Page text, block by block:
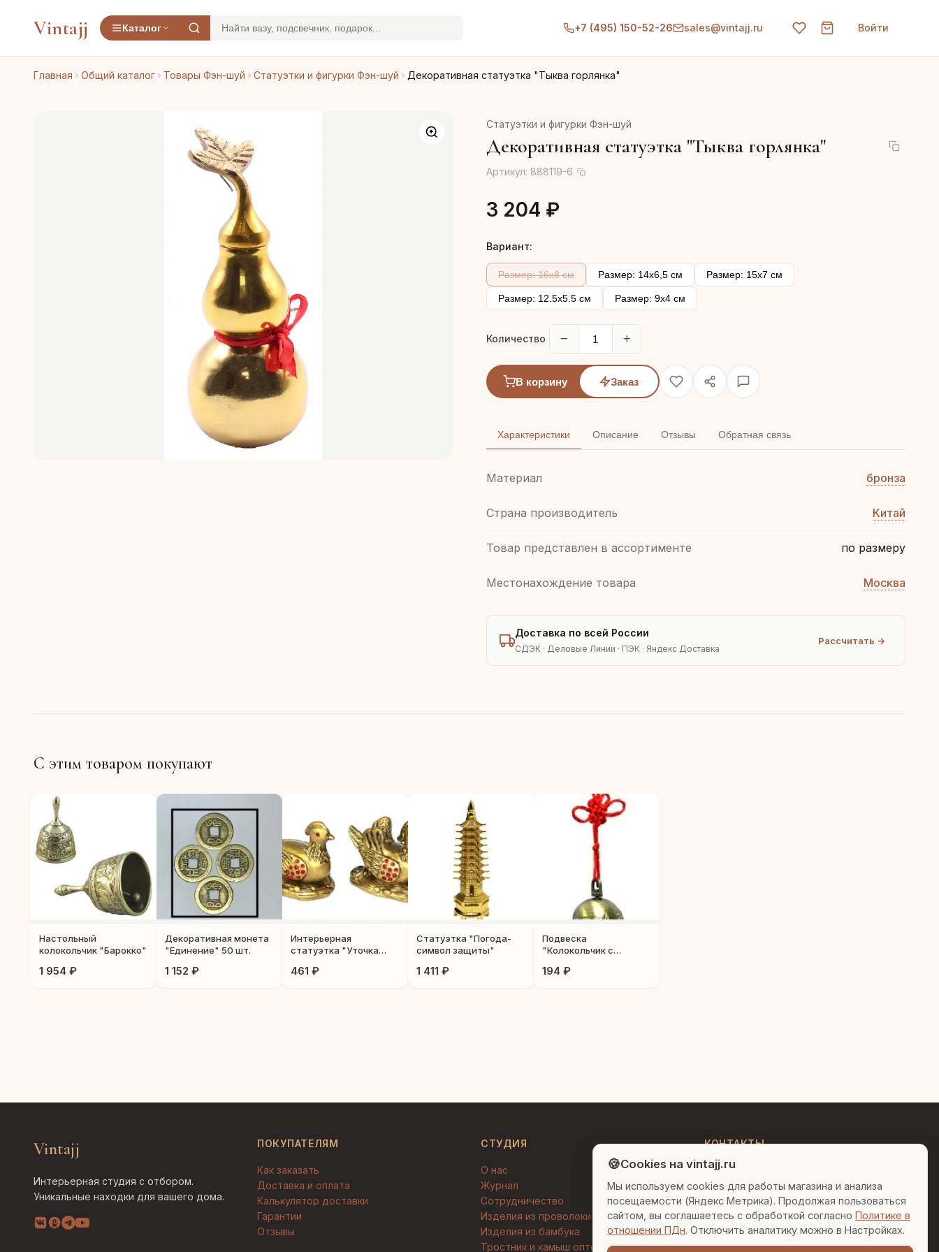
Vintajj Каталог +7 (495) 150-52-26 sales@vintajj.ru Войти
Главная Общий каталог Товары Фэн-шуй Статуэтки и фигурки Фэн-шуй Декоративная статуэтка "Тыква горлянка"
Статуэтки и фигурки Фэн-шуй
Декоративная статуэтка "Тыква горлянка"
Артикул: 888119-6
3 204 ₽
Вариант:
Размер: 16х8 см Размер: 14х6,5 см Размер: 15х7 см
Размер: 12.5х5.5 см Размер: 9х4 см
Количество − +
В корзину Заказ
Характеристики Описание Отзывы Обратная связь
Материал бронза
Страна производитель Китай
Товар представлен в ассортименте по размеру
Местонахождение товара Москва
Доставка по всей России
СДЭК · Деловые Линии · ПЭК · Яндекс Доставка
Рассчитать →
С этим товаром покупают
Настольный
колокольчик "Барокко"
1 954 ₽
Декоративная монета
"Единение" 50 шт.
1 152 ₽
Интерьерная
статуэтка "Уточка
461 ₽
Статуэтка "Погода-
символ защиты"
1 411 ₽
Подвеска
"Колокольчик с
194 ₽
Vintajj
Интерьерная студия с отбором.
Уникальные находки для вашего дома.
ПОКУПАТЕЛЯМ
Как заказать
Доставка и оплата
Калькулятор доставки
Гарантии
Отзывы
СТУДИЯ
О нас
Журнал
Сотрудничество
Изделия из проволоки
Изделия из бамбука
Тростник и камыш оптом
КОНТАКТЫ
+7 (495) 150-52-26
AI-консультант в Telegram
sales@vintajj.ru
Пн-Пт: 10:00 - 19:00
🍪Cookies на vintajj.ru
Мы используем cookies для работы магазина и анализа
посещаемости (Яндекс Метрика). Продолжая пользоваться
сайтом, вы соглашаетесь с обработкой согласно Политике в
отношении ПДн. Отключить аналитику можно в Настройках.
декору. Чем могу помочь?
Вазы для гостиной
Подарок до 5000₽
Сочетание металлов